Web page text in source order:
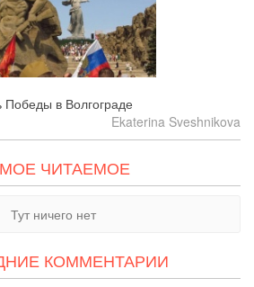
Победы в Волгограде
Ekaterina Sveshnikova
ЧИТАЕМОЕ
Тут ничего нет
КОММЕНТАРИИ